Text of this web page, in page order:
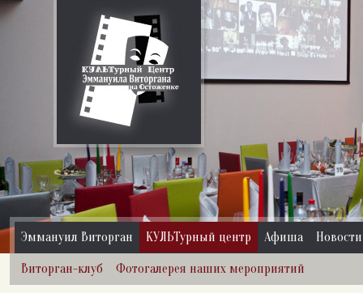
Эммануил Виторган КУЛЬТурный центр Афиша Новости
Виторган-клуб Фотогалерея наших мероприятий